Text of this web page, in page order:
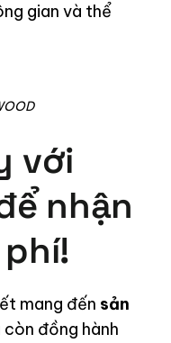
gian và thể
với
nhận
mang đến sản
còn đồng hành